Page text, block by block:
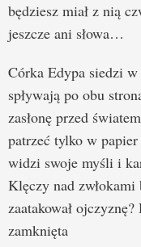
będziesz miał z nią
jeszcze ani słowa…
Córka Edypa siedzi w
spływają po obu
zasłonę przed
patrzeć tylko w
widzi swoje myśli i
Klęczy nad
zaatakował
zamknięta